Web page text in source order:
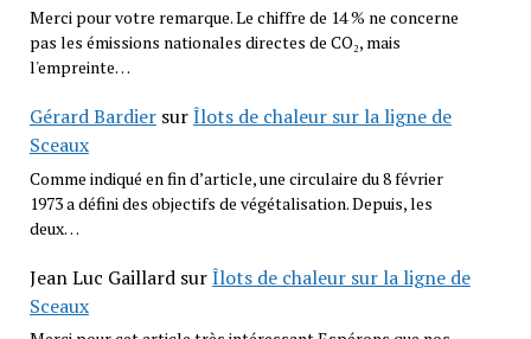
Merci pour votre remarque. Le chiffre de 14 % ne concerne
pas les émissions nationales directes de CO₂, mais
l'empreinte…
Gérard BardiersurÎlots de chaleur sur la ligne de
Sceaux
Comme indiqué en fin d’article, une circulaire du 8 février
1973 a défini des objectifs de végétalisation. Depuis, les
deux…
Jean Luc GaillardsurÎlots de chaleur sur la ligne de
Sceaux